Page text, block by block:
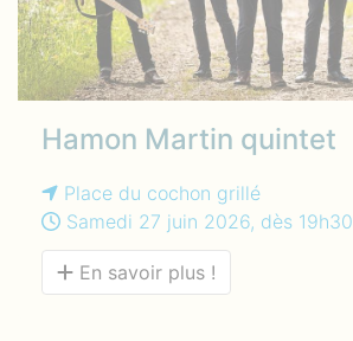
Hamon Martin quintet
Place du cochon grillé
Samedi 27 juin 2026, dès 19h30
En savoir plus !